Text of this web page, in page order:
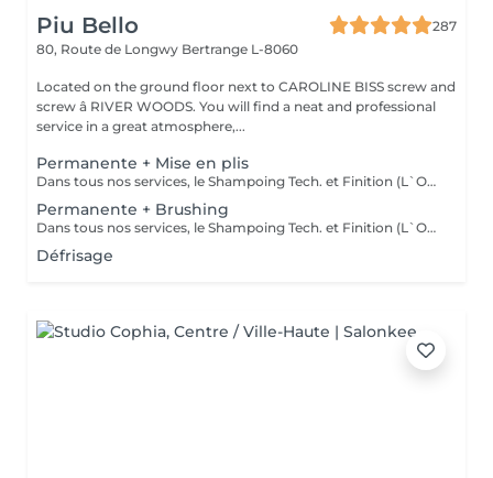
Piu Bello
287
80, Route de Longwy Bertrange L-8060
Located on the ground floor next to CAROLINE BISS screw and
screw â RIVER WOODS. You will find a neat and professional
service in a great atmosphere,...
Permanente + Mise en plis
Dans tous nos services, le Shampoing Tech. et Finition (L`OREAL)sont compris.
Permanente + Brushing
Dans tous nos services, le Shampoing Tech. et Finition (L`OREAL)sont compris.
Défrisage